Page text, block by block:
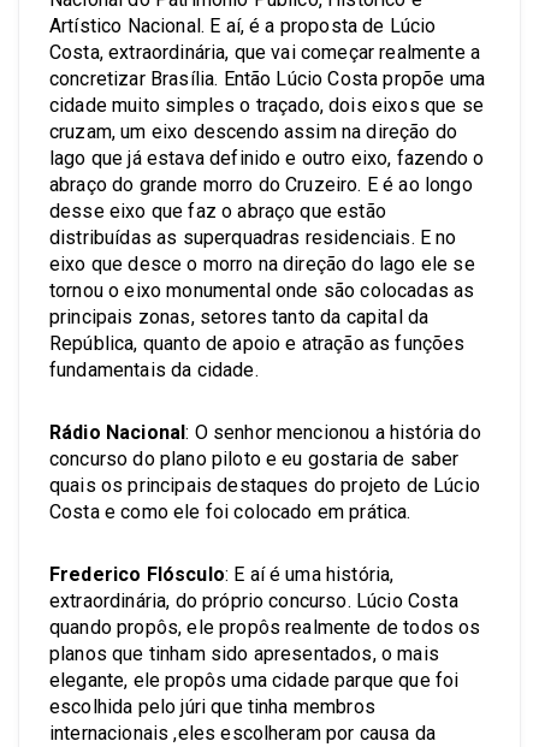
Artístico Nacional. E aí, é a proposta de Lúcio
Costa, extraordinária, que vai começar realmente a
concretizar Brasília. Então Lúcio Costa propõe uma
cidade muito simples o traçado, dois eixos que se
cruzam, um eixo descendo assim na direção do
lago que já estava definido e outro eixo, fazendo o
abraço do grande morro do Cruzeiro. E é ao longo
desse eixo que faz o abraço que estão
distribuídas as superquadras residenciais. E no
eixo que desce o morro na direção do lago ele se
tornou o eixo monumental onde são colocadas as
principais zonas, setores tanto da capital da
República, quanto de apoio e atração as funções
fundamentais da cidade.
Rádio Nacional: O senhor mencionou a história do
concurso do plano piloto e eu gostaria de saber
quais os principais destaques do projeto de Lúcio
Costa e como ele foi colocado em prática.
Frederico Flósculo: E aí é uma história,
extraordinária, do próprio concurso. Lúcio Costa
quando propôs, ele propôs realmente de todos os
planos que tinham sido apresentados, o mais
elegante, ele propôs uma cidade parque que foi
escolhida pelo júri que tinha membros
internacionais ,eles escolheram por causa da